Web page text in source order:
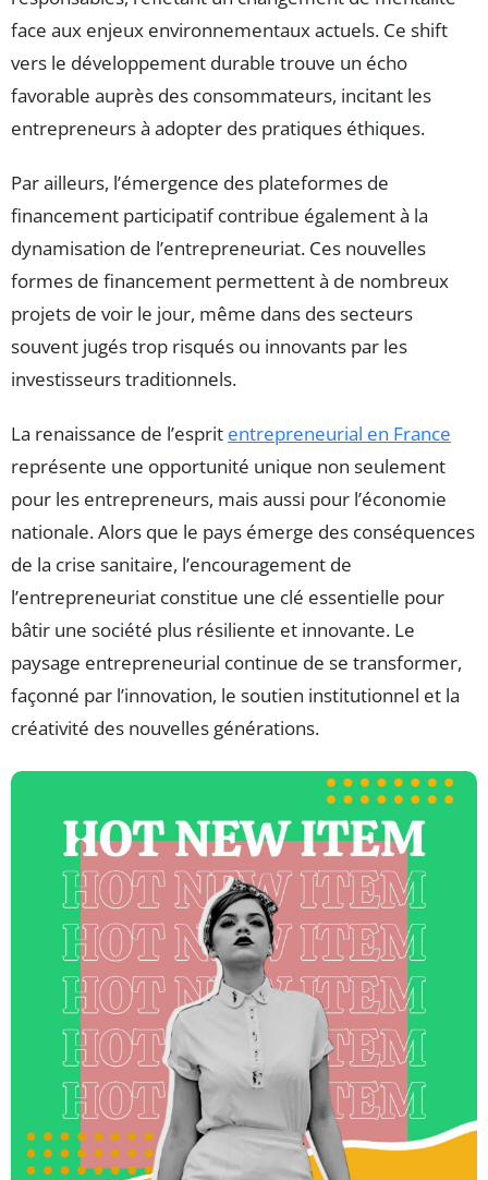
face aux enjeux environnementaux actuels. Ce shift
vers le développement durable trouve un écho
favorable auprès des consommateurs, incitant les
entrepreneurs à adopter des pratiques éthiques.
Par ailleurs, l’émergence des plateformes de
financement participatif contribue également à la
dynamisation de l’entrepreneuriat. Ces nouvelles
formes de financement permettent à de nombreux
projets de voir le jour, même dans des secteurs
souvent jugés trop risqués ou innovants par les
investisseurs traditionnels.
La renaissance de l’esprit entrepreneurial en France
représente une opportunité unique non seulement
pour les entrepreneurs, mais aussi pour l’économie
nationale. Alors que le pays émerge des conséquences
de la crise sanitaire, l’encouragement de
l’entrepreneuriat constitue une clé essentielle pour
bâtir une société plus résiliente et innovante. Le
paysage entrepreneurial continue de se transformer,
façonné par l’innovation, le soutien institutionnel et la
créativité des nouvelles générations.